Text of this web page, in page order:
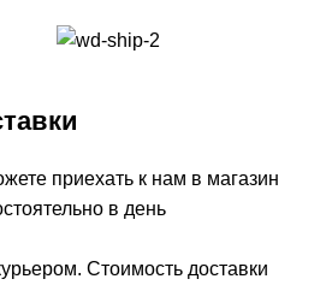
приехать к нам в магазин
в день
Стоимость доставки